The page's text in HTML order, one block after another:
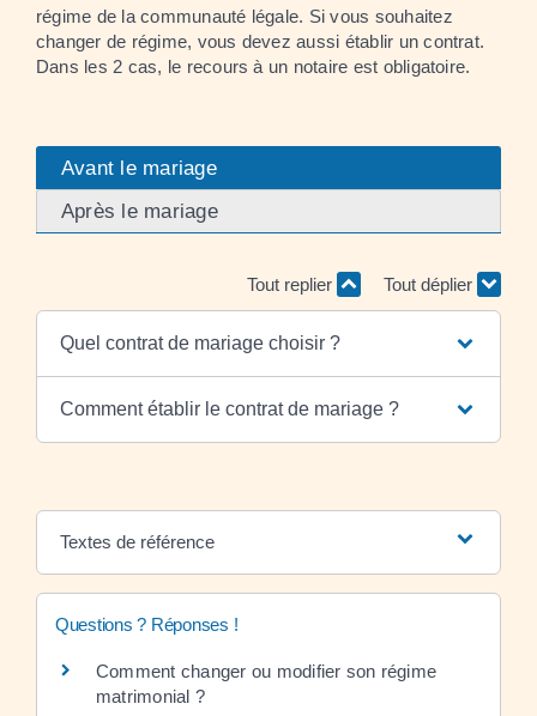
régime de la communauté légale. Si vous souhaitez
changer de régime, vous devez aussi établir un contrat.
Dans les 2 cas, le recours à un notaire est obligatoire.
Avant le mariage
Après le mariage
Tout replier Tout déplier
Quel contrat de mariage choisir ?
Comment établir le contrat de mariage ?
Textes de référence
Questions ? Réponses !
Comment changer ou modifier son régime
matrimonial ?